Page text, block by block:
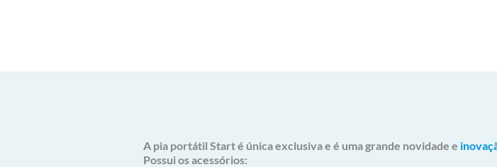
A pia portátil Start é única exclusiva e é uma grande novidade e
Possui os acessórios: